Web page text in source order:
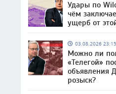
Удары по
чём
ущерб от
03.08.2026 23:15
Можно ли
«Телегой»
объявления
розыск?